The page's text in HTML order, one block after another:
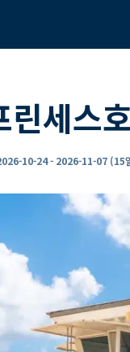
린세스
10-24- 2026-11-07 (15